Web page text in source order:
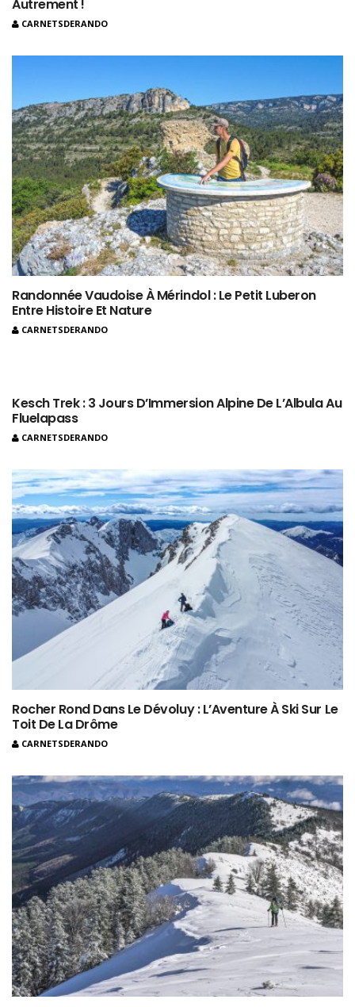
Autrement !
CARNETSDERANDO
Randonnée Vaudoise À Mérindol : Le Petit Luberon
Entre Histoire Et Nature
CARNETSDERANDO
Kesch Trek : 3 Jours D’Immersion Alpine De L’Albula Au
Fluelapass
CARNETSDERANDO
Rocher Rond Dans Le Dévoluy : L’Aventure À Ski Sur Le
Toit De La Drôme
CARNETSDERANDO